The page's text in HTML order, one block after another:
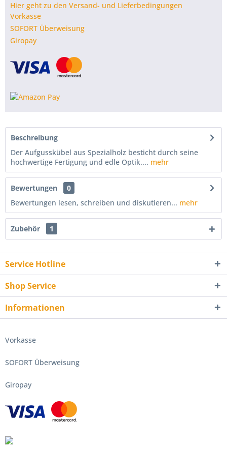
Hier geht zu den Versand- und Lieferbedingungen
Vorkasse
SOFORT Überweisung
Giropay
Beschreibung
Der Aufgusskübel aus Spezialholz besticht durch seine
hochwertige Fertigung und edle Optik.... mehr
Bewertungen
0
Bewertungen lesen, schreiben und diskutieren... mehr
Zubehör 1
Service Hotline
Shop Service
Informationen
Vorkasse
SOFORT Überweisung
Giropay